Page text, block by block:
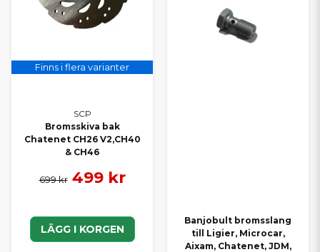
Finns i flera varianter
SCP
Bromsskiva bak
Chatenet CH26 V2,CH40
& CH46
699 kr 499 kr
LÄGG I KORGEN
Banjobult bromsslang
till Ligier, Microcar,
Aixam, Chatenet, JDM,